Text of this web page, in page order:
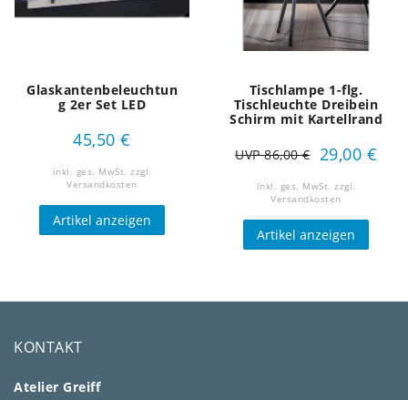
Glaskantenbeleuchtun
g 2er Set LED
45,50 €
inkl. ges. MwSt. zzgl.
Versandkosten
Artikel anzeigen
Tischlampe 1-flg.
Tischleuchte Dreibein
Schirm mit Kartellrand
UVP 86,00 € 29,00 €
inkl. ges. MwSt. zzgl.
Versandkosten
Artikel anzeigen
KONTAKT
Atelier Greiff